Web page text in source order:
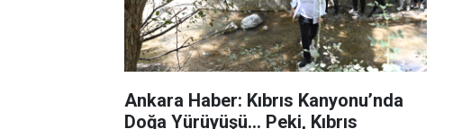
Ankara Haber: Kıbrıs Kanyonu’nda
Doğa Yürüyüşü... Peki, Kıbrıs